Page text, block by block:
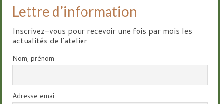
Lettre d’information
Inscrivez-vous pour recevoir une fois par mois les
actualités de l'atelier
Nom, prénom
Adresse email